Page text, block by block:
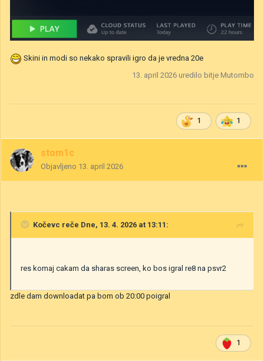
Skini in modi so nekako spravili igro da je vredna 20e
13. april 2026 uredilo bitje Mutombo
1 1
stom1c
Objavljeno 13. april 2026
Kočevc reče Dne, 13. 4. 2026 at 13:11:
res komaj cakam da sharas screen, ko bos igral re8 na psvr2
zdle dam downloadat pa bom ob 20:00 poigral
1